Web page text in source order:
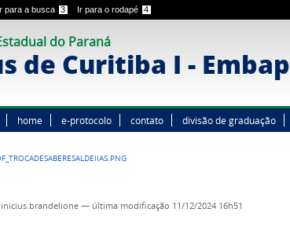
para a busca 3 Ir para o rodapé 4
do Paraná
de Curitiba I - Embap
home e-protocolo contato divisão de graduação
— última modificação 11/12/2024 16h51